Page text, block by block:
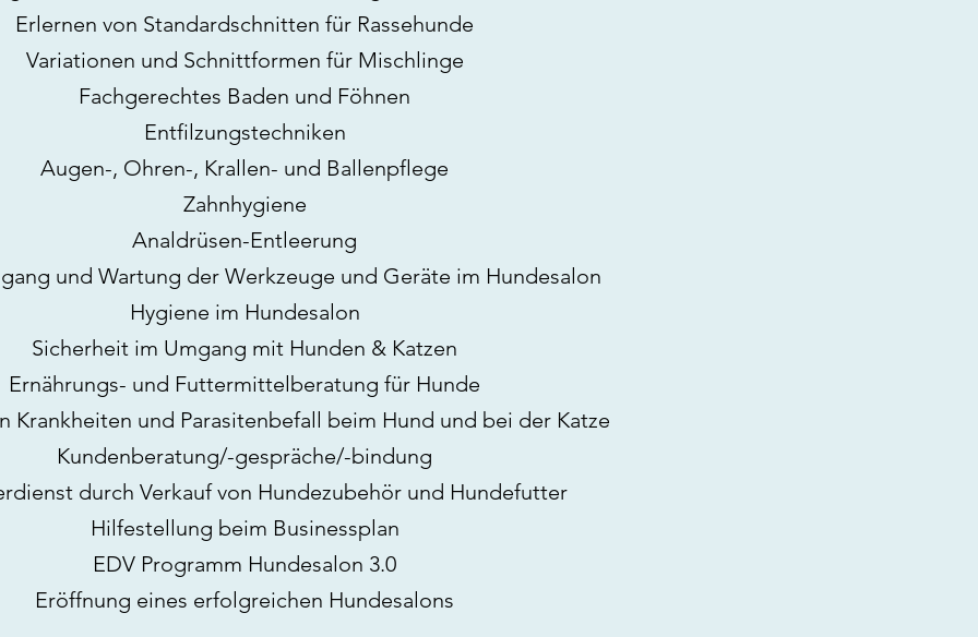
Erlernen von Standardschnitten für Rassehunde
Variationen und Schnittformen für Mischlinge
Fachgerechtes Baden und Föhnen
Entfilzungstechniken
Augen-, Ohren-, Krallen- und Ballenpflege
Zahnhygiene
Analdrüsen-Entleerung
und Wartung der Werkzeuge und Geräte im Hundesalon
Hygiene im Hundesalon
Sicherheit im Umgang mit Hunden & Katzen
Ernährungs- und Futtermittelberatung für Hunde
Krankheiten und Parasitenbefall beim Hund und bei der Katze
Kundenberatung/-gespräche/-bindung
durch Verkauf von Hundezubehör und Hundefutter
Hilfestellung beim Businessplan
EDV Programm Hundesalon 3.0
Eröffnung eines erfolgreichen Hundesalons